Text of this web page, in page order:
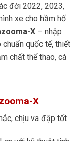
đời 2022, 2023,
xe cho hầm hố
X – nhập
chuẩn quốc tế, thiết
chất thể thao, cá
X
chịu va đập tốt